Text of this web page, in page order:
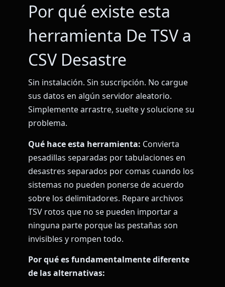
Por qué existe esta
herramienta De TSV a
CSV Desastre
Sin instalación. Sin suscripción. No cargue
sus datos en algún servidor aleatorio.
Simplemente arrastre, suelte y solucione su
problema.
Qué hace esta herramienta: Convierta
pesadillas separadas por tabulaciones en
desastres separados por comas cuando los
sistemas no pueden ponerse de acuerdo
sobre los delimitadores. Repare archivos
TSV rotos que no se pueden importar a
ninguna parte porque las pestañas son
invisibles y rompen todo.
Por qué es fundamentalmente diferente
de las alternativas: